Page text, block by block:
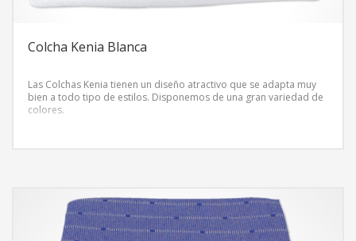
Colcha Kenia Blanca
Las Colchas Kenia tienen un diseño atractivo que se adapta muy
bien a todo tipo de estilos. Disponemos de una gran variedad de
colores.